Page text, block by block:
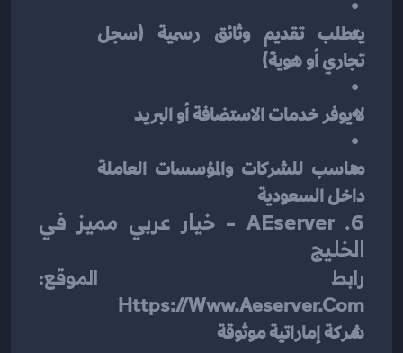
تجاري أو هوية)
لا يوفر خدمات الاستضافة أو البريد
مناسب للشركات والمؤسسات العاملة
داخل السعودية
الخليج
رابط الموقع:
Https://www.aeserver.com
شركة إماراتية موثوقة